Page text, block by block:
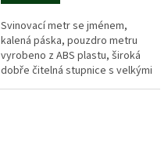
Svinovací metr se jménem,
kalená páska, pouzdro metru
vyrobeno z ABS plastu, široká
dobře čitelná stupnice s velkými
čísly, poutko, klip na opasek.